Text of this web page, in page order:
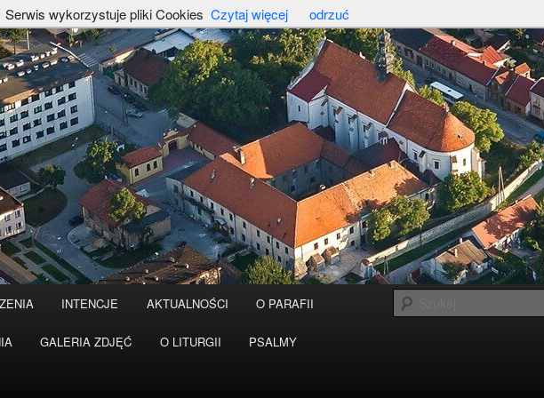
INTENCJE AKTUALNOŚCI O PARAFII
GALERIA ZDJĘĆ O LITURGII PSALMY
Serwis wykorzystuje pliki Cookies Czytaj więcej odrzuć